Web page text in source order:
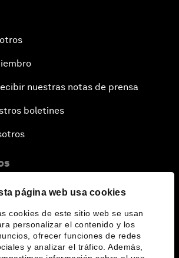
página web usa cookies
cookies de este sitio web se usan
personalizar el contenido y los
ofrecer funciones de redes
y analizar el tráfico. Además,
nuestras notas de prensa
boletines
el Foro
idiomas